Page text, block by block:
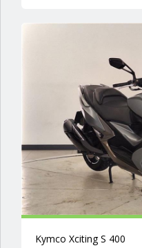
Kymco Xciting S 400